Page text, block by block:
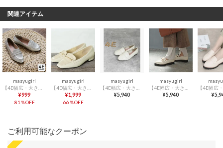
関連アイテム
masyugirl
¥999
81％OFF
masyugirl
¥1,999
66％OFF
masyugirl
¥5,940
masyugirl
¥5,940
ご利用可能なクーポン